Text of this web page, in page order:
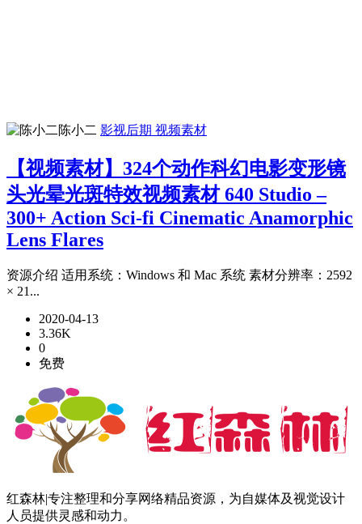
陈小二 影视后期 视频素材
【视频素材】324个动作科幻电影变形镜
头光晕光斑特效视频素材 640 Studio –
300+ Action Sci-fi Cinematic Anamorphic
Lens Flares
资源介绍 适用系统：Windows 和 Mac 系统 素材分辨率：2592
× 21...
2020-04-13
3.36K
0
免费
红森林|专注整理和分享网络精品资源，为自媒体及视觉设计
人员提供灵感和动力。